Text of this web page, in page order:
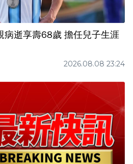
病逝享壽68歲 擔任兒子生涯
2026.08.08 23:24